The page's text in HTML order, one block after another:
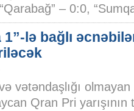
– 0:0,
lə bağlı
vətəndaşlığı
Qran Pri